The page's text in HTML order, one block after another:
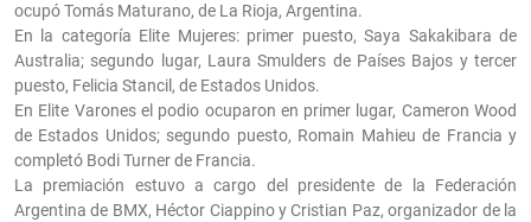
ocupó Tomás Maturano, de La Rioja, Argentina.
En la categoría Elite Mujeres: primer puesto, Saya Sakakibara de
Australia; segundo lugar, Laura Smulders de Países Bajos y tercer
puesto, Felicia Stancil, de Estados Unidos.
En Elite Varones el podio ocuparon en primer lugar, Cameron Wood
de Estados Unidos; segundo puesto, Romain Mahieu de Francia y
completó Bodi Turner de Francia.
La premiación estuvo a cargo del presidente de la Federación
Argentina de BMX, Héctor Ciappino y Cristian Paz, organizador de la